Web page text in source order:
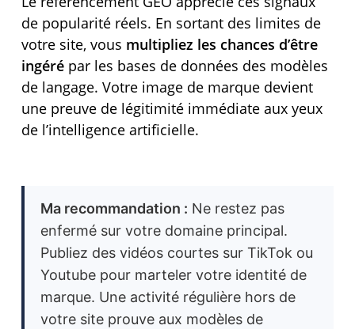
de popularité réels. En sortant des limites de
votre site, vous multipliez les chances d’être
ingérépar les bases de données des modèles
de langage. Votre image de marque devient
une preuve de légitimité immédiate aux yeux
de l’intelligence artificielle.
Ma recommandation : Ne restez pas
enfermé sur votre domaine principal.
Publiez des vidéos courtes sur TikTok ou
Youtube pour marteler votre identité de
marque. Une activité régulière hors de
votre site prouve aux modèles de